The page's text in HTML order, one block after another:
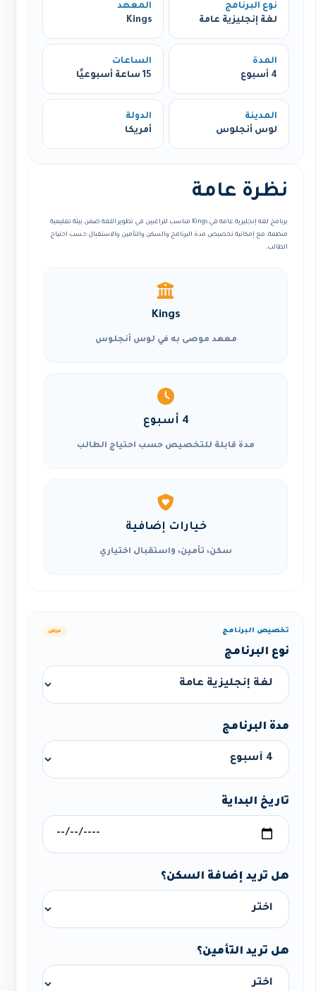
نوع البرنامج
لغة إنجليزية عامة
المعهد
Kings
المدة
4 أسبوع
الساعات
15 ساعة أسبوعيًا
المدينة
لوس أنجلوس
الدولة
أمريكا
نظرة عامة
برنامج لغة إنجليزية عامة في Kings مناسب للراغبين في تطوير اللغة ضمن بيئة تعليمية
منظمة، مع إمكانية تخصيص مدة البرنامج والسكن والتأمين والاستقبال حسب احتياج
الطالب.
Kings
معهد موصى به في لوس أنجلوس
4 أسبوع
مدة قابلة للتخصيص حسب احتياج الطالب
خيارات إضافية
سكن، تأمين، واستقبال اختياري
تخصيص البرنامج عرض
نوع البرنامج
مدة البرنامج
تاريخ البداية
هل تريد إضافة السكن؟
هل تريد التأمين؟